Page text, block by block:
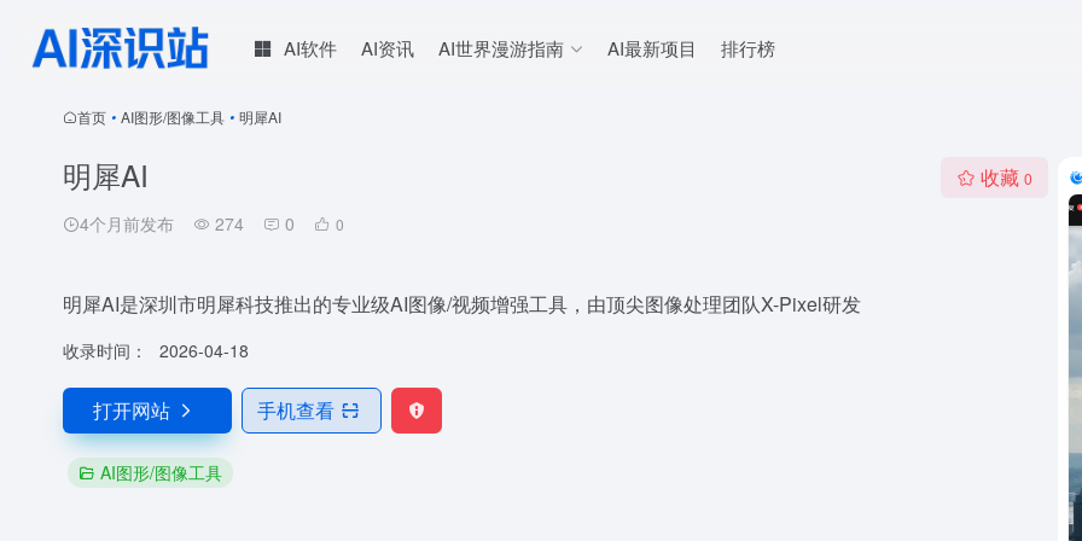
AI软件 AI资讯 AI世界漫游指南 AI最新项目 排行榜
首页 • AI图形/图像工具 • 明犀AI
明犀AI
4个月前发布 274 0 0
收藏 0
明犀AI是深圳市明犀科技推出的专业级AI图像/视频增强工具，由顶尖图像处理团队X-Pixel研发
收录时间： 2026-04-18
打开网站 手机查看
AI图形/图像工具